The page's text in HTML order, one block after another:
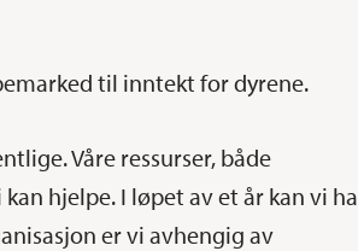
til inntekt for dyrene.
Våre ressurser, både
hjelpe. I løpet av et år kan vi ha
er vi avhengig av